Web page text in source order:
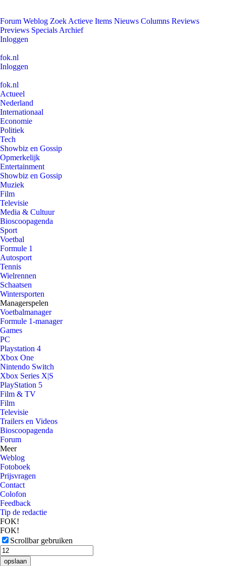
Forum Weblog Zoek Actieve Items Nieuws Columns Reviews
Previews Specials Archief
Inloggen
fok.nl
Inloggen
fok.nl
Actueel
Nederland
Internationaal
Economie
Politiek
Tech
Showbiz en Gossip
Opmerkelijk
Entertainment
Showbiz en Gossip
Muziek
Film
Televisie
Media & Cultuur
Bioscoopagenda
Sport
Voetbal
Formule 1
Autosport
Tennis
Wielrennen
Schaatsen
Wintersporten
Managerspelen
Voetbalmanager
Formule 1-manager
Games
PC
Playstation 4
Xbox One
Nintendo Switch
Xbox Series X|S
PlayStation 5
Film & TV
Film
Televisie
Trailers en Videos
Bioscoopagenda
Forum
Meer
Weblog
Fotoboek
Prijsvragen
Contact
Colofon
Feedback
Tip de redactie
FOK!
FOK!
Scrollbar gebruiken
opslaan